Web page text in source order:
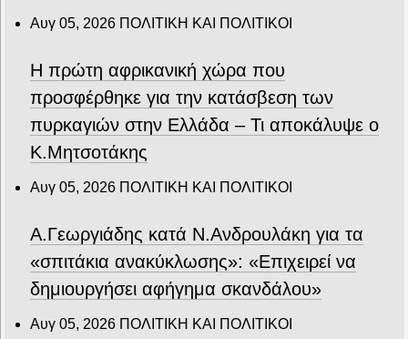
Αυγ 05, 2026 ΠΟΛΙΤΙΚΗ ΚΑΙ ΠΟΛΙΤΙΚΟΙ
Η πρώτη αφρικανική χώρα που
προσφέρθηκε για την κατάσβεση των
πυρκαγιών στην Ελλάδα – Τι αποκάλυψε ο
Κ.Μητσοτάκης
Αυγ 05, 2026 ΠΟΛΙΤΙΚΗ ΚΑΙ ΠΟΛΙΤΙΚΟΙ
Α.Γεωργιάδης κατά Ν.Ανδρουλάκη για τα
«σπιτάκια ανακύκλωσης»: «Επιχειρεί να
δημιουργήσει αφήγημα σκανδάλου»
Αυγ 05, 2026 ΠΟΛΙΤΙΚΗ ΚΑΙ ΠΟΛΙΤΙΚΟΙ